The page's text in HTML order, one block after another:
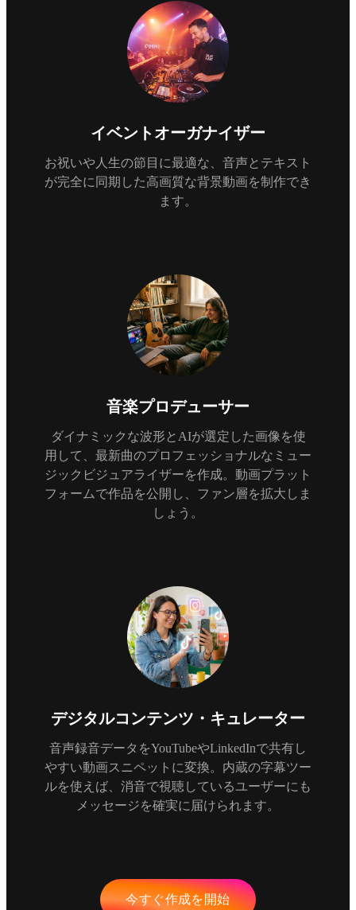
イベントオーガナイザー
お祝いや人生の節目に最適な、音声とテキスト
が完全に同期した高画質な背景動画を制作でき
ます。
音楽プロデューサー
ダイナミックな波形とAIが選定した画像を使
用して、最新曲のプロフェッショナルなミュー
ジックビジュアライザーを作成。動画プラット
フォームで作品を公開し、ファン層を拡大しま
しょう。
デジタルコンテンツ・キュレーター
音声録音データをYouTubeやLinkedInで共有し
やすい動画スニペットに変換。内蔵の字幕ツー
ルを使えば、消音で視聴しているユーザーにも
メッセージを確実に届けられます。
今すぐ作成を開始